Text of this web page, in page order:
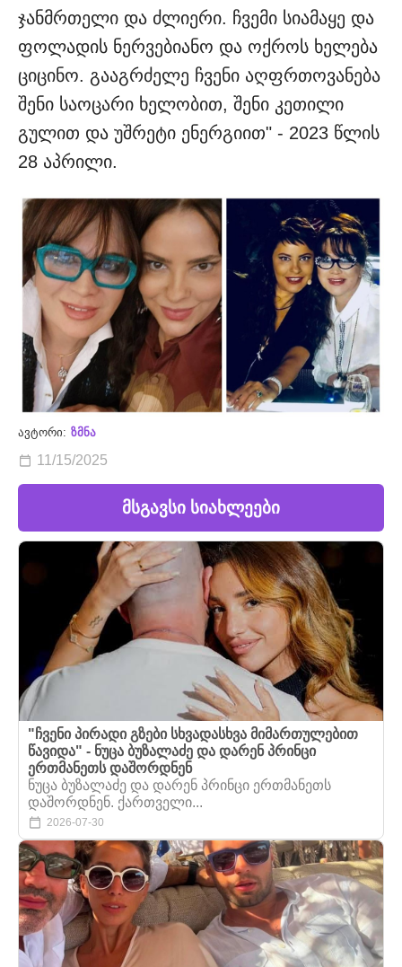
ჯანმრთელი და ძლიერი. ჩვემი სიამაყე და
ფოლადის ნერვებიანო და ოქროს ხელება
ციცინო. გააგრძელე ჩვენი აღფრთოვანება
შენი საოცარი ხელობით, შენი კეთილი
გულით და უშრეტი ენერგიით" - 2023 წლის
28 აპრილი.
ავტორი: ზმნა
11/15/2025
მსგავსი სიახლეები
"ჩვენი პირადი გზები სხვადასხვა მიმართულებით
წავიდა" - ნუცა ბუზალაძე და დარენ პრინცი
ერთმანეთს დაშორდნენ
ნუცა ბუზალაძე და დარენ პრინცი ერთმანეთს
დაშორდნენ. ქართველი...
2026-07-30